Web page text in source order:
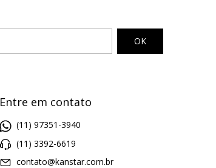
Entre em contato
(11) 97351-3940
(11) 3392-6619
contato@kanstar.com.br